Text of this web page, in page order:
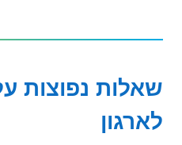
שאלות נפוצות
לארגון